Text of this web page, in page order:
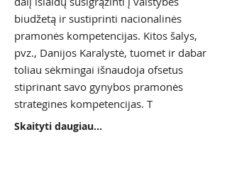
biudžetą ir sustiprinti nacionalinės
pramonės kompetencijas. Kitos šalys,
pvz., Danijos Karalystė, tuomet ir dabar
toliau sėkmingai išnaudoja ofsetus
stiprinant savo gynybos pramonės
strategines kompetencijas. T
Skaityti daugiau...